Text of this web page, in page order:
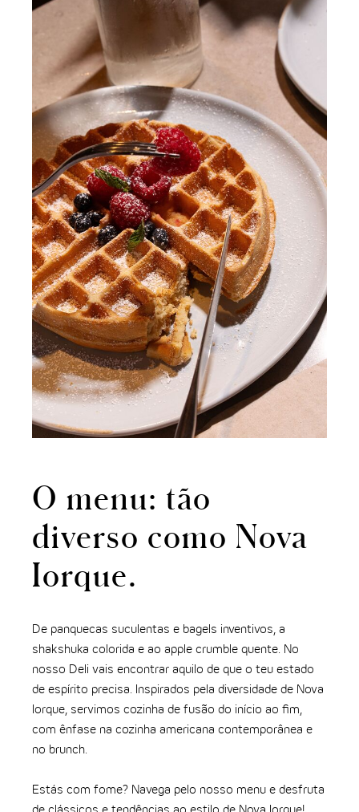
O menu: tão
diverso como Nova
Iorque.
De panquecas suculentas e bagels inventivos, a
shakshuka colorida e ao apple crumble quente. No
nosso Deli vais encontrar aquilo de que o teu estado
de espírito precisa. Inspirados pela diversidade de Nova
Iorque, servimos cozinha de fusão do início ao fim,
com ênfase na cozinha americana contemporânea e
no brunch.
Estás com fome? Navega pelo nosso menu e desfruta